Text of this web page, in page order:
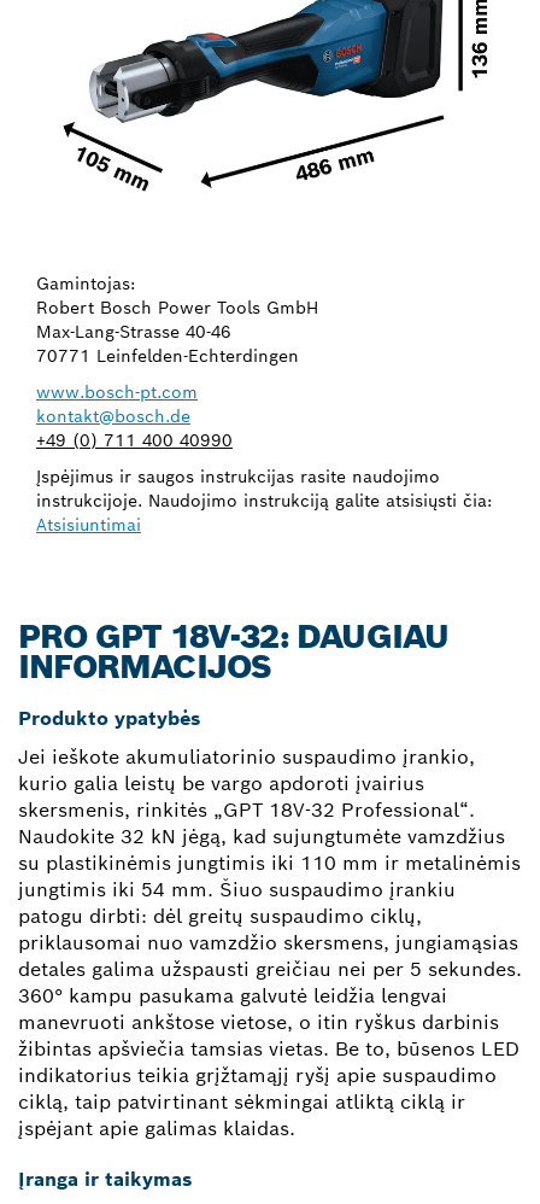
Gamintojas:
Robert Bosch Power Tools GmbH
Max-Lang-Strasse 40-46
70771 Leinfelden-Echterdingen
www.bosch-pt.com
kontakt@bosch.de
+49 (0) 711 400 40990
Įspėjimus ir saugos instrukcijas rasite naudojimo
instrukcijoje. Naudojimo instrukciją galite atsisiųsti čia:
Atsisiuntimai
PRO GPT 18V-32: DAUGIAU
INFORMACIJOS
Produkto ypatybės
Jei ieškote akumuliatorinio suspaudimo įrankio,
kurio galia leistų be vargo apdoroti įvairius
skersmenis, rinkitės „GPT 18V-32 Professional“.
Naudokite 32 kN jėgą, kad sujungtumėte vamzdžius
su plastikinėmis jungtimis iki 110 mm ir metalinėmis
jungtimis iki 54 mm. Šiuo suspaudimo įrankiu
patogu dirbti: dėl greitų suspaudimo ciklų,
priklausomai nuo vamzdžio skersmens, jungiamąsias
detales galima užspausti greičiau nei per 5 sekundes.
360° kampu pasukama galvutė leidžia lengvai
manevruoti ankštose vietose, o itin ryškus darbinis
žibintas apšviečia tamsias vietas. Be to, būsenos LED
indikatorius teikia grįžtamąjį ryšį apie suspaudimo
ciklą, taip patvirtinant sėkmingai atliktą ciklą ir
įspėjant apie galimas klaidas.
Įranga ir taikymas